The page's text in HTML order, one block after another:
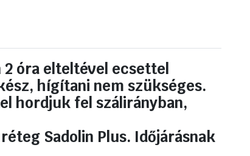
óra elteltével ecsettel
hígítani nem szükséges.
hordjuk fel szálirányban,
Sadolin Plus. Időjárásnak